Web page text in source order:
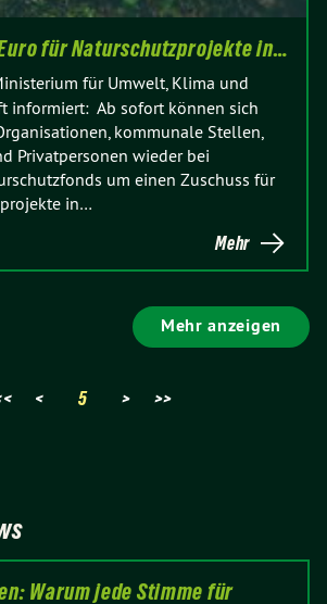
für Naturschutzprojekte in…
für Umwelt, Klima und
informiert: Ab sofort können sich
kommunale Stellen,
Privatpersonen wieder bei
um einen Zuschuss für
in…
Mehr
Mehr anzeigen
< 5 > >>
Warum jede Stimme für